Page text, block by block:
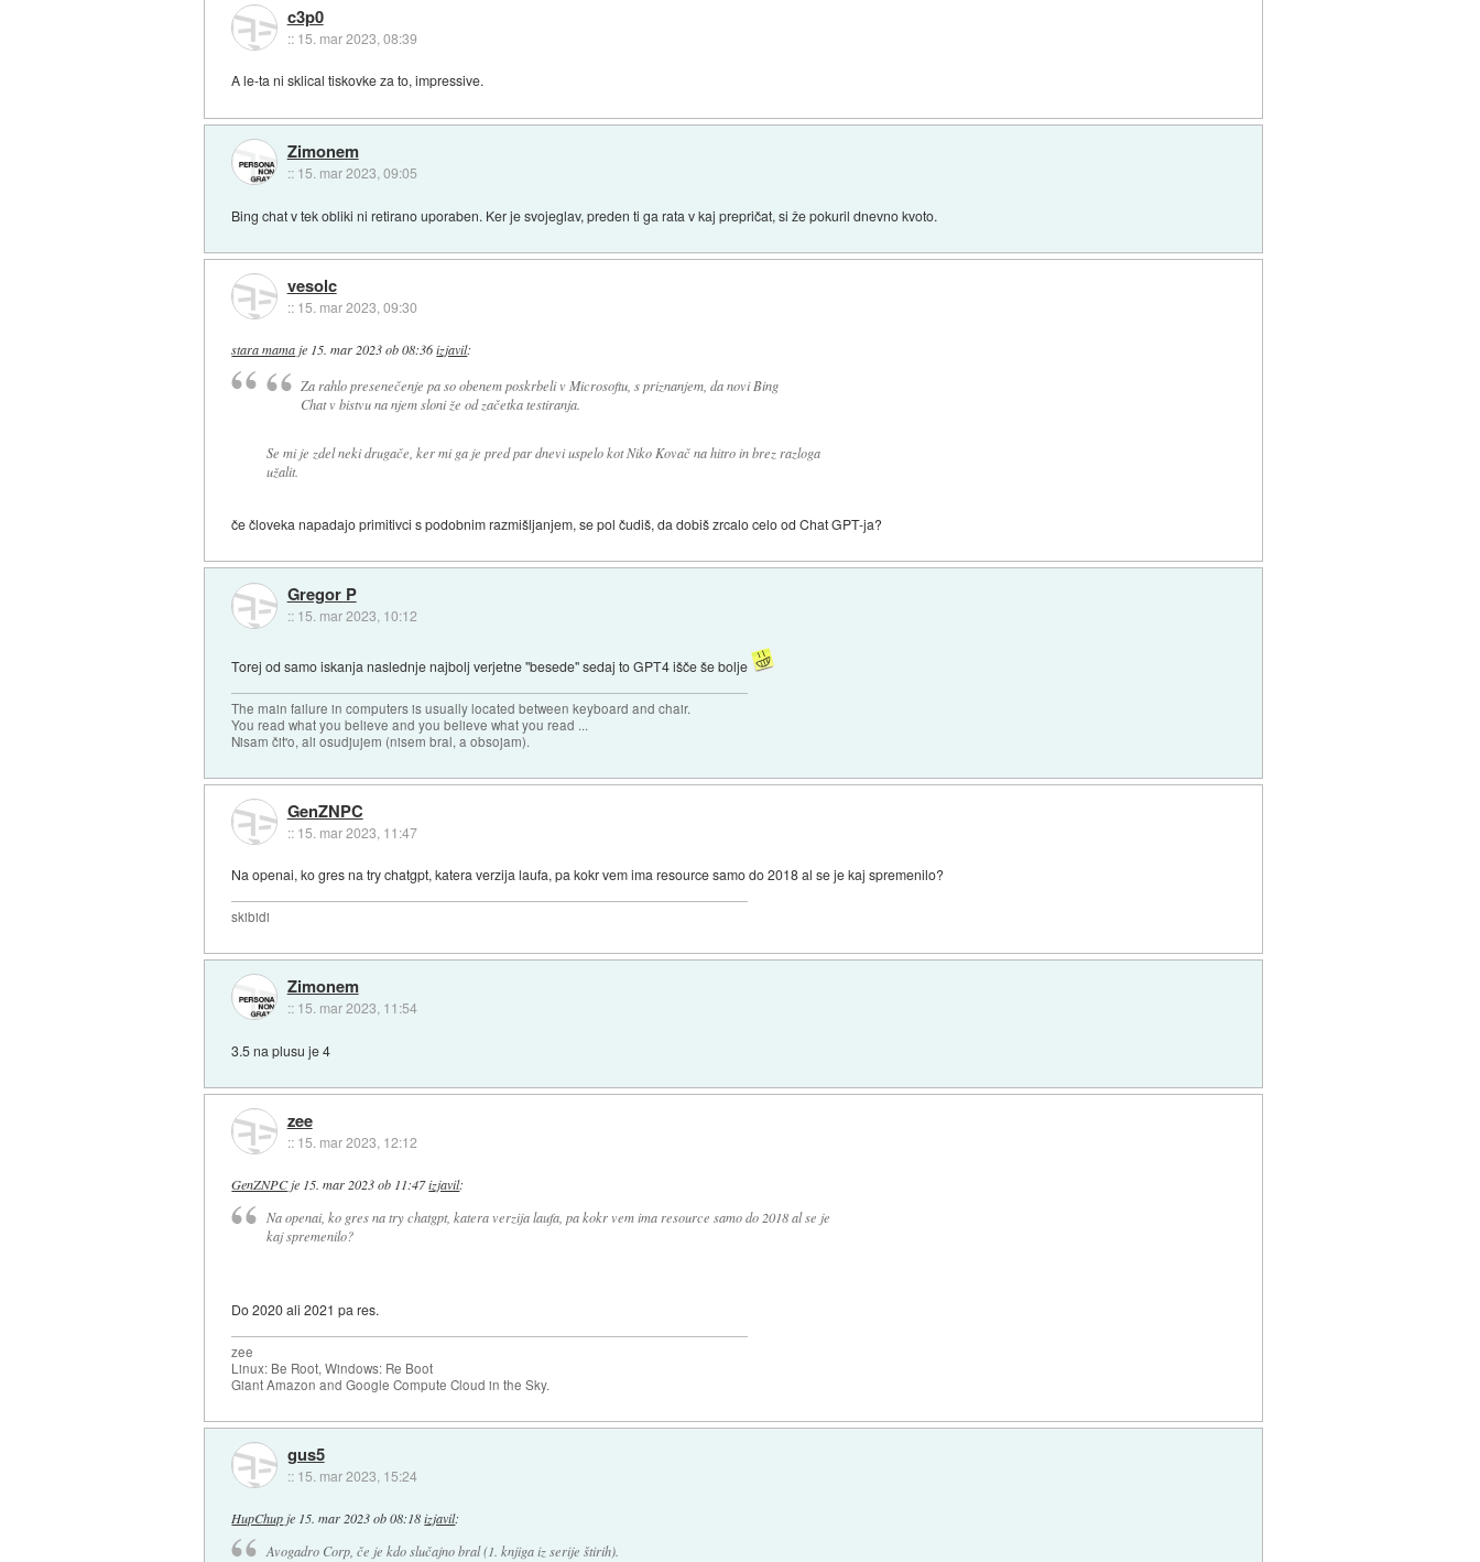
c3p0
:: 15. mar 2023, 08:39
A le-ta ni sklical tiskovke za to, impressive.
Zimonem
:: 15. mar 2023, 09:05
Bing chat v tek obliki ni retirano uporaben. Ker je svojeglav, preden ti ga rata v kaj prepričat, si že pokuril dnevno kvoto.
vesolc
:: 15. mar 2023, 09:30
stara mama je 15. mar 2023 ob 08:36 izjavil:
Za rahlo presenečenje pa so obenem poskrbeli v Microsoftu, s priznanjem, da novi Bing
Chat v bistvu na njem sloni že od začetka testiranja.
Se mi je zdel neki drugače, ker mi ga je pred par dnevi uspelo kot Niko Kovač na hitro in brez razloga
užalit.
če človeka napadajo primitivci s podobnim razmišljanjem, se pol čudiš, da dobiš zrcalo celo od Chat GPT-ja?
Gregor P
:: 15. mar 2023, 10:12
Torej od samo iskanja naslednje najbolj verjetne "besede" sedaj to GPT4 išče še bolje
The main failure in computers is usually located between keyboard and chair.
You read what you believe and you believe what you read ...
Nisam čit'o, ali osudjujem (nisem bral, a obsojam).
GenZNPC
:: 15. mar 2023, 11:47
Na openai, ko gres na try chatgpt, katera verzija laufa, pa kokr vem ima resource samo do 2018 al se je kaj spremenilo?
skibidi
Zimonem
:: 15. mar 2023, 11:54
3.5 na plusu je 4
zee
:: 15. mar 2023, 12:12
GenZNPCje 15. mar 2023 ob 11:47izjavil:
Na openai, ko gres na try chatgpt, katera verzija laufa, pa kokr vem ima resource samo do 2018 al se je
kaj spremenilo?
Do 2020 ali 2021 pa res.
zee
Linux: Be Root, Windows: Re Boot
Giant Amazon and Google Compute Cloud in the Sky.
gus5
:: 15. mar 2023, 15:24
HupChup je 15. mar 2023 ob 08:18 izjavil:
Avogadro Corp, če je kdo slučajno bral (1. knjiga iz serije štirih).